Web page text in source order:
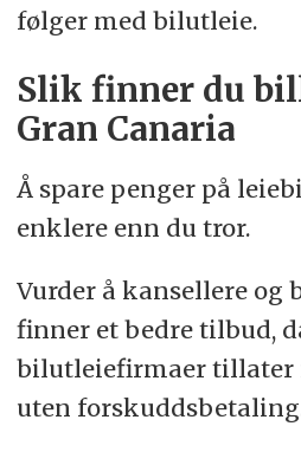
følger med bilutleie.
Slik finner du
Gran Canaria
Å spare penger på
enklere enn du tror.
Vurder å kansellere og
finner et bedre tilbud,
bilutleiefirmaer tillater
uten